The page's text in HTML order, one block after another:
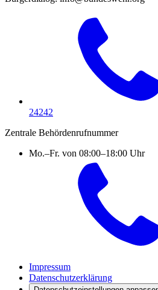
24242
Zentrale Behördenrufnummer
Mo.–Fr. von 08:00–18:00 Uhr
Impressum
Datenschutzerklärung